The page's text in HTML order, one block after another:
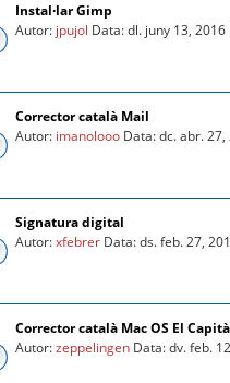
Instal·lar Gimp
Autor: jpujol Data: dl. juny 13,
Corrector català Mail
Autor: imanolooo Data: dc. abr.
Signatura digital
Autor:xfebrer Data: ds. feb. 27,
Corrector català Mac OS El Capità
Autor:zeppelingen Data: dv. feb.